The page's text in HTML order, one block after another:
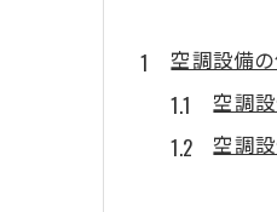
空調設備
空調
空調
経年